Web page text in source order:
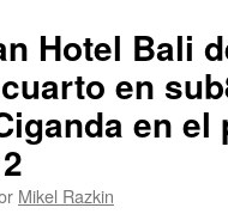
Hotel Bali
en
en
Mikel Razkin